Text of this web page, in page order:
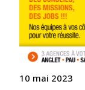
10 mai 2023